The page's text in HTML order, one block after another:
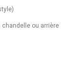
chandelle ou arrière